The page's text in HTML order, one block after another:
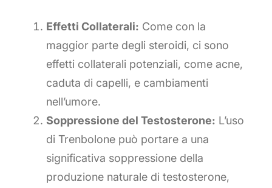
Effetti Collaterali: Come con la
maggior parte degli steroidi, ci sono
effetti collaterali potenziali, come acne,
caduta di capelli, e cambiamenti
nell’umore.
Soppressione del Testosterone: L’uso
di Trenbolone può portare a una
significativa soppressione della
produzione naturale di testosterone,